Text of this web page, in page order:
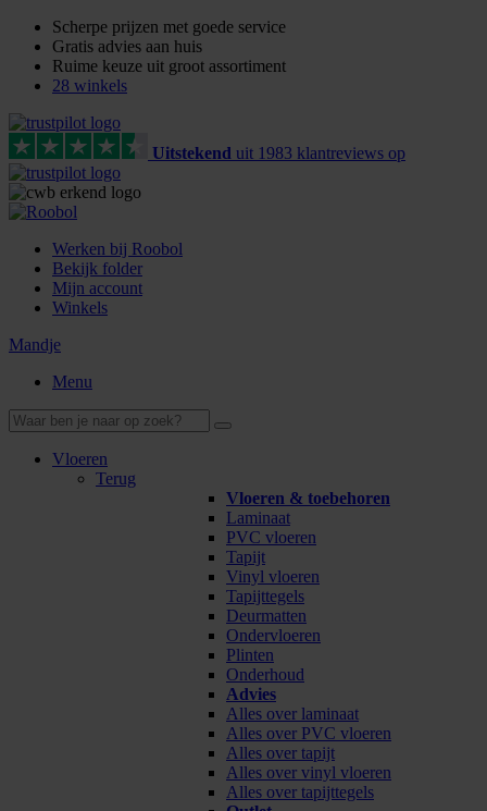
Scherpe prijzen met goede service
Gratis advies aan huis
Ruime keuze uit groot assortiment
28 winkels
Uitstekend uit 1983 klantreviews op
Werken bij Roobol
Bekijk folder
Mijn account
Winkels
Mandje
Menu
Vloeren
Terug
Vloeren & toebehoren
Laminaat
PVC vloeren
Tapijt
Vinyl vloeren
Tapijttegels
Deurmatten
Ondervloeren
Plinten
Onderhoud
Advies
Alles over laminaat
Alles over PVC vloeren
Alles over tapijt
Alles over vinyl vloeren
Alles over tapijttegels